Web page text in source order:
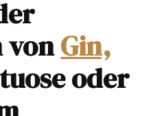
vonGin,
oder